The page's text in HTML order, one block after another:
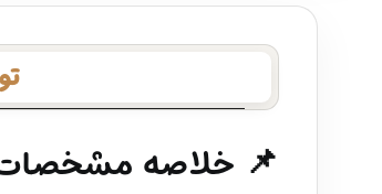
📌 خلاصه مشخصات